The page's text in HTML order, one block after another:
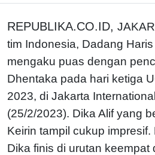
REPUBLIKA.CO.ID,
tim Indonesia, Dadang
mengaku puas dengan
Dhentaka pada hari ketiga
2023, di Jakarta
(25/2/2023). Dika Alif yang
Keirin tampil cukup impresif.
Dika finis di urutan keempat